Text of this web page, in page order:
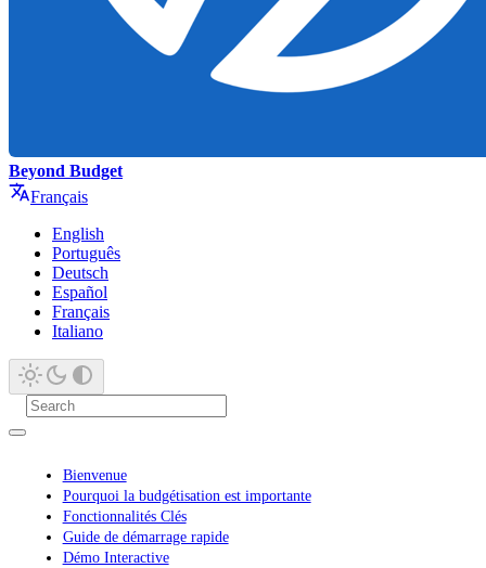
Beyond Budget
Français
English
Português
Deutsch
Español
Français
Italiano
Bienvenue
Pourquoi la budgétisation est importante
Fonctionnalités Clés
Guide de démarrage rapide
Démo Interactive